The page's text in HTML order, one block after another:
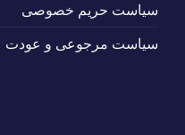
سیاست حریم خصوصی
سیاست مرجوعی و عودت